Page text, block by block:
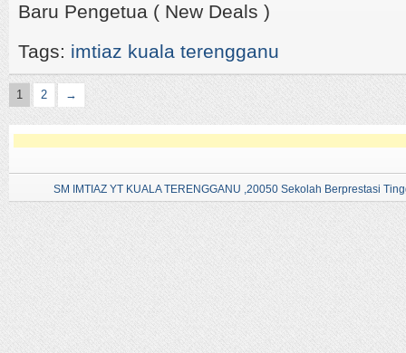
Baru Pengetua ( New Deals )
Tags: imtiaz kuala terengganu
1 2 →
SM IMTIAZ YT KUALA TERENGGANU ,20050 Sekolah Berprestasi